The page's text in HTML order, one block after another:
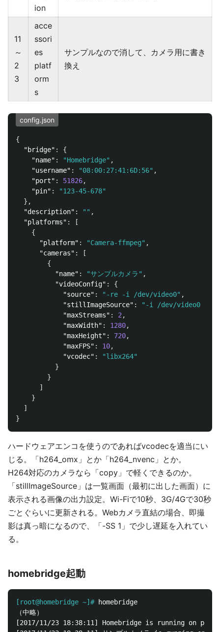
ion
11
～
2
3
acce
ssori
es
platf
orm
s
サンプルなので消して、カメラ用に書き
換え
config.json
{
"bridge" :
{
"name" : "Homebridge" ,
"username" : "08:00:27:41:6D:56" ,
"port" : 51826,
"pin" :
"123-45-678"
},
"description" : "" ,
"platforms" :
[
{
"platform" : "Camera-ffmpeg" ,
"cameras" :
[
{
"name" : "サンプルカメラ" ,
"videoConfig" :
{
"source" : "-re -i /dev/video0" ,
"stillImageSource" :
"-i /dev/video0 -
"maxStreams" : 2 ,
"maxWidth" : 1280,
"maxHeight" : 720,
"maxFPS" : 10,
"vcodec" :
"libx264"
}
}
]
}
]
}
ハードウェアエンコを使うのであればvcodecを適当にい
じる。「h264_omx」とか「h264_nvenc」とか。
H264対応のカメラなら「copy」で軽くできるのか。
「stillImageSource」は一覧画面（最初に出した画面）に
表示される画像の出力設定。Wi-Fiで10秒、3G/4Gで30秒
ごとぐらいに更新される。Webカメラ直結の場合、即撮
影は真っ暗になるので、「-SS 1」で少し遅延を入れてい
る。
homebridge起動
[root@homebridge ~]#
（中略）
[2017/11/23 18:38:11] Homebridge is running on port